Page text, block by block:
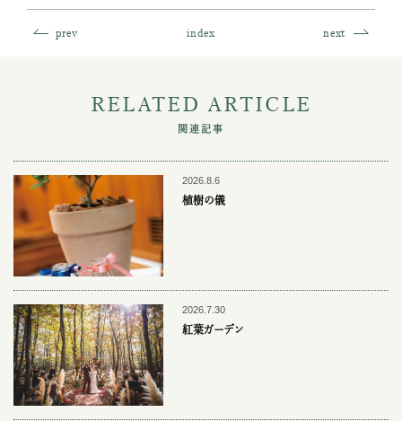
prev index next
RELATED ARTICLE
関連記事
2026.8.6
植樹の儀
2026.7.30
紅葉ガーデン